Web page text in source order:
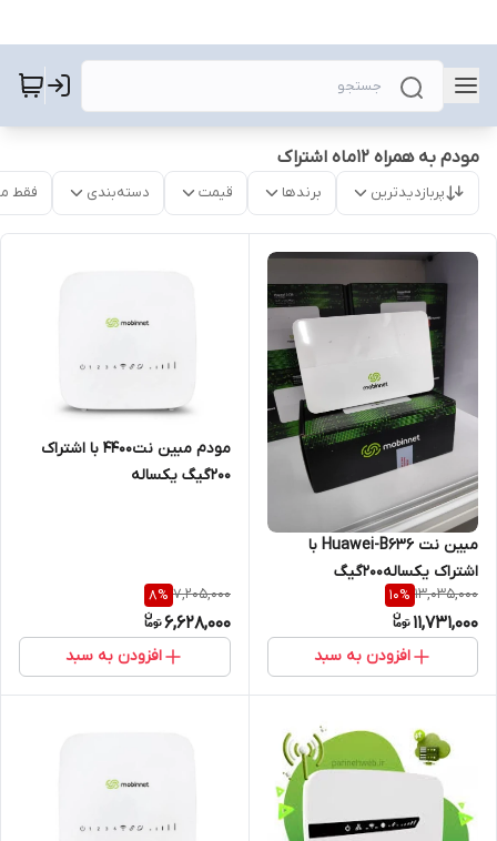
مودم به همراه 12ماه اشتراک
پربازدیدترین برندها قیمت دسته‌بندی فقط
مبین نت Huawei-B636 با
اشتراک یکساله۲۰۰گیگ
13,035,000
10%
11,731,000
افزودن به سبد
مودم مبین نت4400 با اشتراک
۲۰۰گیگ یکساله
7,205,000
8%
6,628,000
افزودن به سبد